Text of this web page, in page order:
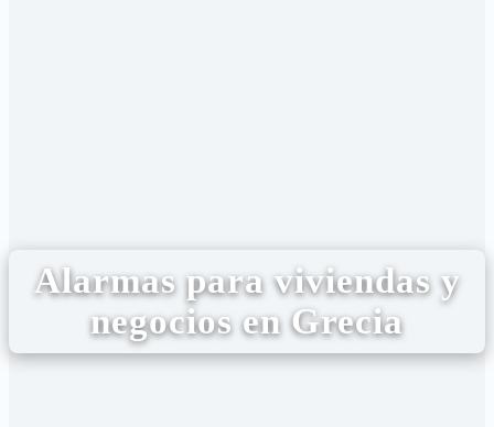
Alarmas para viviendas y
negocios en Grecia